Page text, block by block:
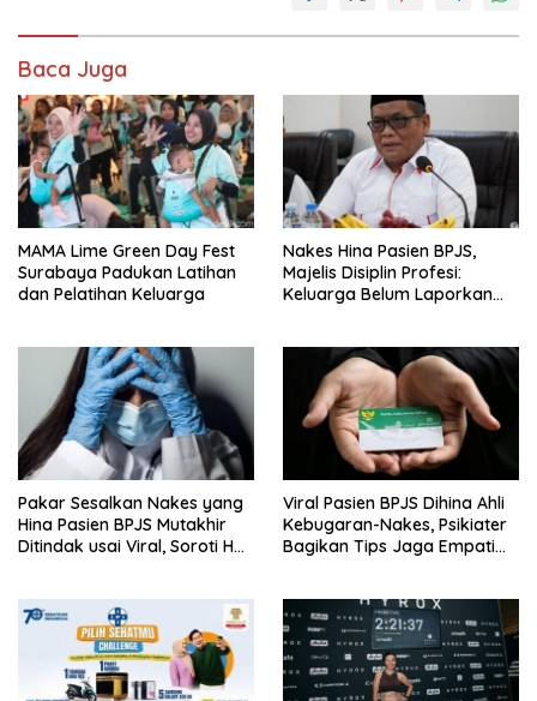
Baca Juga
MAMA Lime Green Day Fest
Surabaya Padukan Latihan
dan Pelatihan Keluarga
Nakes Hina Pasien BPJS,
Majelis Disiplin Profesi:
Keluarga Belum Laporkan
Pakar Sesalkan Nakes yang
Hina Pasien BPJS Mutakhir
Ditindak usai Viral, Soroti Hal
Viral Pasien BPJS Dihina Ahli
Kebugaran-Nakes, Psikiater
Bagikan Tips Jaga Empati